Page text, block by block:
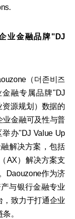
业金融品牌"DJ
（더존비즈
融专属品牌"DJ
源规划）数据的
业金融可及性与普
办"DJ Value Up
解决方案，包括
AX）解决方案支
Daouzone作为济
与银行金融专业
，致力于打通企业
。